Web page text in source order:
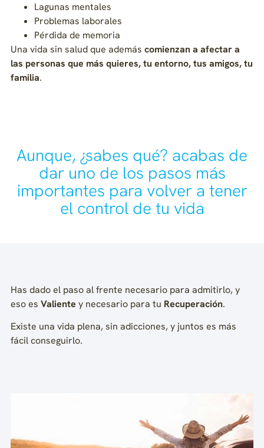
Lagunas mentales
Problemas laborales
Pérdida de memoria
Una vida sin salud que además comienzan a afectar a
las personas que más quieres, tu entorno, tus amigos, tu
familia.
Aunque, ¿sabes qué? acabas de
dar uno de los pasos más
importantes para volver a tener
el control de tu vida
Has dado el paso al frente necesario para admitirlo, y
eso es Valiente y necesario para tu Recuperación.
Existe una vida plena, sin adicciones, y juntos es más
fácil conseguirlo.